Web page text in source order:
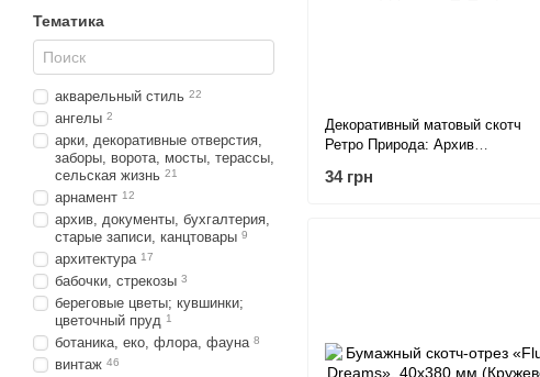
Декоративный матовый скотч
Ретро Природа: Архив
34 грн
Тематика
акварельный стиль 22
ангелы 2
арки, декоративные отверстия,
заборы, ворота, мосты, терассы,
сельская жизнь 21
арнамент 12
архив, документы, бухгалтерия,
старые записи, канцтовары 9
архитектура 17
бабочки, стрекозы 3
береговые цветы; кувшинки;
цветочный пруд 1
ботаника, еко, флора, фауна 8
винтаж 46